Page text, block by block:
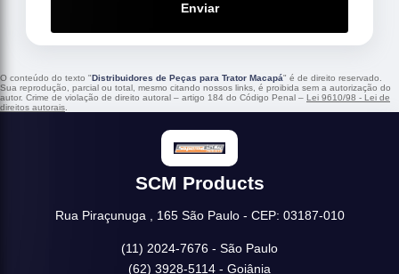
Enviar
O conteúdo do texto "Distribuidores de Peças para Trator Macapá" é de direito reservado.
Sua reprodução, parcial ou total, mesmo citando nossos links, é proibida sem a autorização do
autor. Crime de violação de direito autoral – artigo 184 do Código Penal – Lei 9610/98 - Lei de
direitos autorais.
SCM Products
Rua Piraçunuga , 165 São Paulo - CEP: 03187-010
(11) 2024-7676 - São Paulo
(62) 3928-5114 - Goiânia